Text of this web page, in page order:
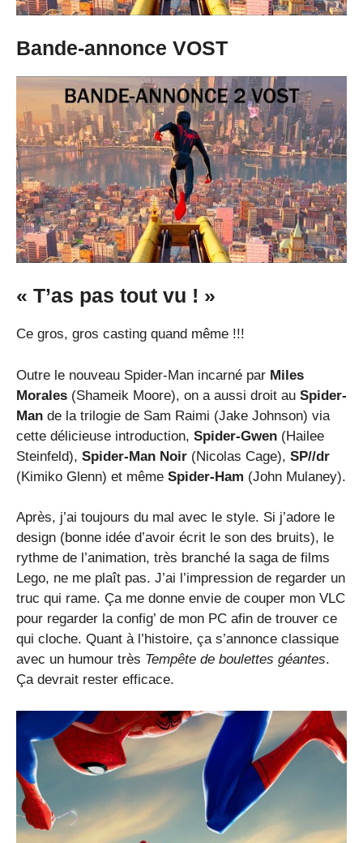
Bande-annonce VOST
« T’as pas tout vu ! »
Ce gros, gros casting quand même !!!
Outre le nouveau Spider-Man incarné par Miles
Morales (Shameik Moore), on a aussi droit au Spider-
Man de la trilogie de Sam Raimi (Jake Johnson) via
cette délicieuse introduction, Spider-Gwen (Hailee
Steinfeld), Spider-Man Noir (Nicolas Cage), SP//dr
(Kimiko Glenn) et même Spider-Ham (John Mulaney).
Après, j’ai toujours du mal avec le style. Si j’adore le
design (bonne idée d’avoir écrit le son des bruits), le
rythme de l’animation, très branché la saga de films
Lego, ne me plaît pas. J’ai l’impression de regarder un
truc qui rame. Ça me donne envie de couper mon VLC
pour regarder la config’ de mon PC afin de trouver ce
qui cloche. Quant à l’histoire, ça s’annonce classique
avec un humour très Tempête de boulettes géantes.
Ça devrait rester efficace.